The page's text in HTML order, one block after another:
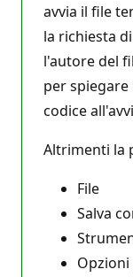
avvia il file
la richiesta
l'autore del
per
codice
Altrimenti la
File
Salva